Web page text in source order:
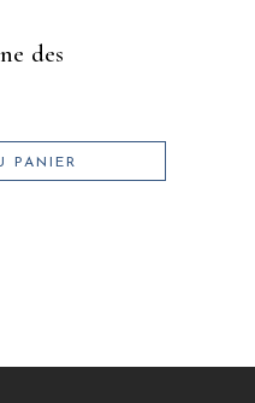
PANIER